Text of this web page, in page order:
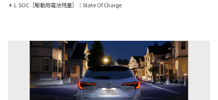
＊1. SOC［駆動用電池残量］：State Of Charge